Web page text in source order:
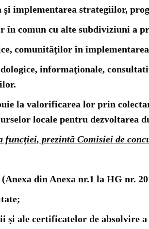
implementarea strategiilor,
în comun cu alte subdiviziuni a
comunităţilor în
informaţionale,
la valorificarea lor prin
locale pentru dezvoltarea
funcţiei, prezintă Comisiei de
din Anexa nr.1 la HG nr.
şi ale certificatelor de absolvire